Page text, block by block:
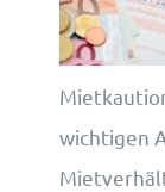
Cookie-
wichtigen